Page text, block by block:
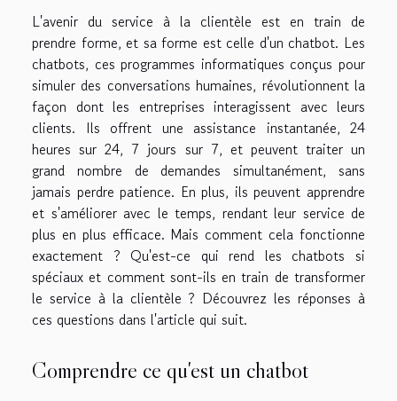
L'avenir du service à la clientèle est en train de
prendre forme, et sa forme est celle d'un chatbot. Les
chatbots, ces programmes informatiques conçus pour
simuler des conversations humaines, révolutionnent la
façon dont les entreprises interagissent avec leurs
clients. Ils offrent une assistance instantanée, 24
heures sur 24, 7 jours sur 7, et peuvent traiter un
grand nombre de demandes simultanément, sans
jamais perdre patience. En plus, ils peuvent apprendre
et s'améliorer avec le temps, rendant leur service de
plus en plus efficace. Mais comment cela fonctionne
exactement ? Qu'est-ce qui rend les chatbots si
spéciaux et comment sont-ils en train de transformer
le service à la clientèle ? Découvrez les réponses à
ces questions dans l'article qui suit.
Comprendre ce qu'est un chatbot